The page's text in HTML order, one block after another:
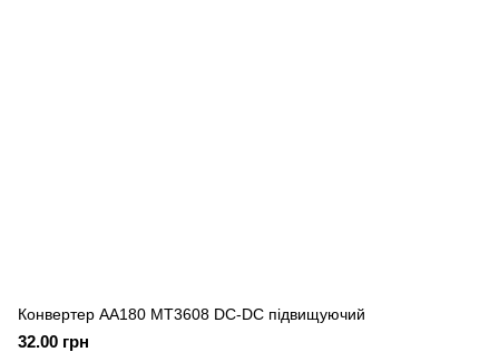
Конвертер AA180 MT3608 DC-DC підвищуючий
32.00 грн